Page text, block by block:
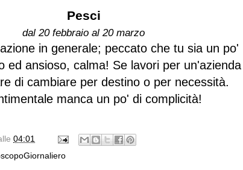
Pesci
dal 20 febbraio al 20 marzo
in generale; peccato che tu sia un po'
ed ansioso, calma! Se lavori per un'azienda
di cambiare per destino o per necessità.
manca un po' di complicità!
04:01